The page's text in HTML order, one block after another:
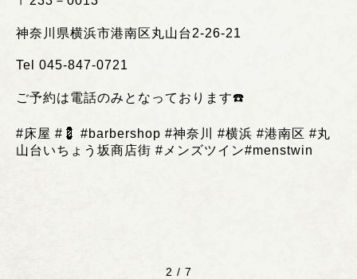
神奈川県横浜市港南区丸山台 2-26-21
Tel 045-847-0721
ご予約は電話のみとなっております☎️
#床屋 #💈 #barbershop #神奈川 #横浜 #港南区 #丸
山台いちょう坂商店街 # メンズツイン#menstwin
2 / 7